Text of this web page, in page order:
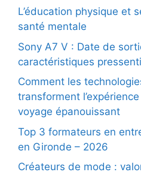
L’éducation physique et
santé mentale
Sony A7 V : Date de
caractéristiques
Comment les
transforment
voyage épanouissant
Top 3 formateurs en
en Gironde – 2026
Créateurs de mode :